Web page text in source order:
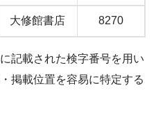
大修館書店 8270
記載された検字番号を用い
掲載位置を容易に特定する